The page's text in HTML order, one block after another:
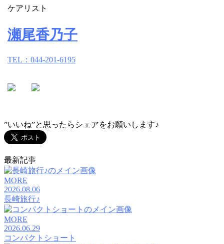
ケアリスト
瀬尾香乃子
TEL：044-201-6195
”いいね”と思ったらシェアをお願いします♪
最新記事
MORE
2026.08.06
長崎旅行♪
MORE
2026.06.29
コンパクトショート